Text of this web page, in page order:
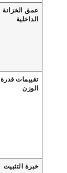
عمق الخزانة
الداخلية
تقييمات قدرة
الوزن
خبرة التثبيت